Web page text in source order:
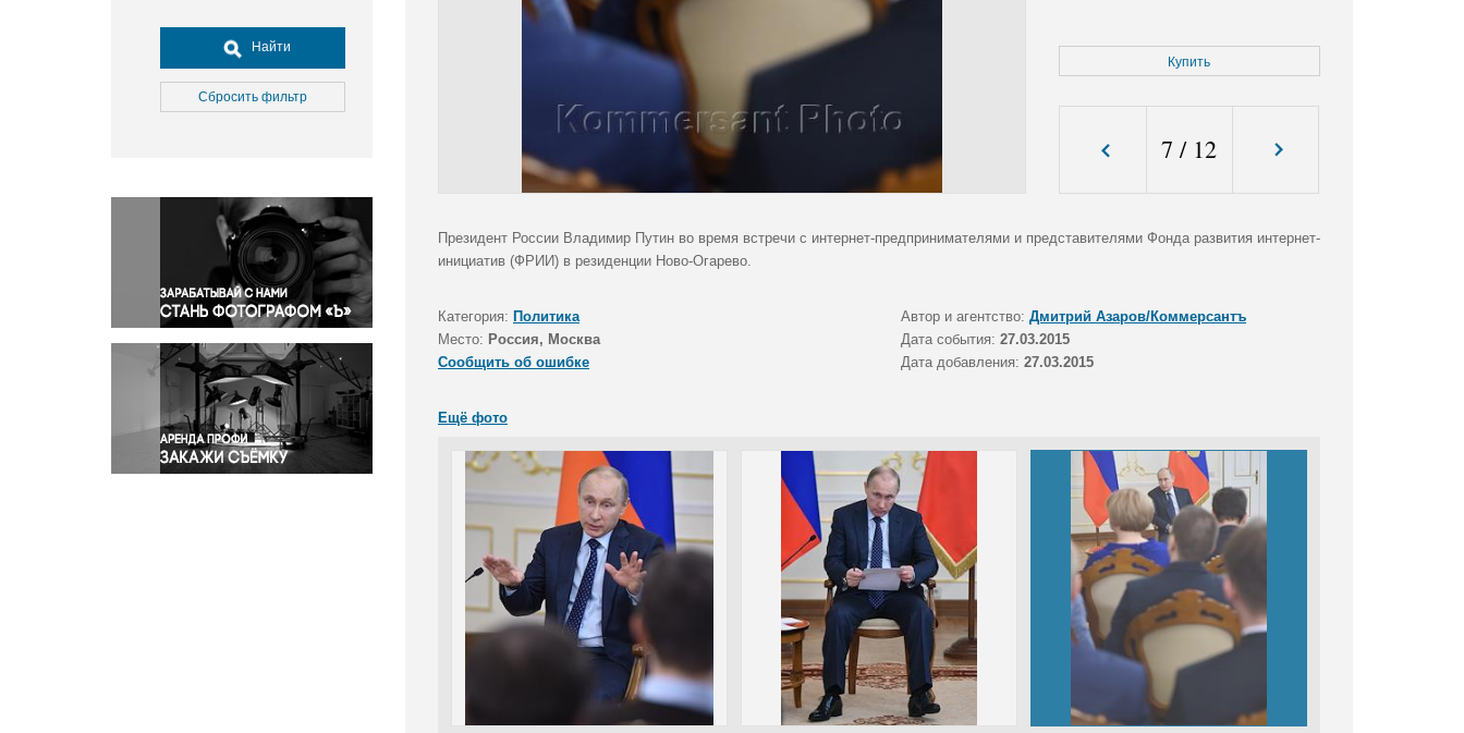
Досуг, туризм и отдых
Культура
Медицина
Окружающая среда
Политика
Правосудие
Происшествия и конфликты
Религия
Светская жизнь
Спорт
Экология
Экономика и бизнес
Найти
Сбросить фильтр
Купить
7 / 12
Президент России Владимир Путин во время встречи с интернет-предпринимателями и представителями Фонда развития интернет-
инициатив (ФРИИ) в резиденции Ново-Огарево.
Категория: Политика Автор и агентство: Дмитрий Азаров/Коммерсантъ
Место: Россия, Москва Дата события: 27.03.2015
Сообщить об ошибке
Дата добавления: 27.03.2015
Ещё фото